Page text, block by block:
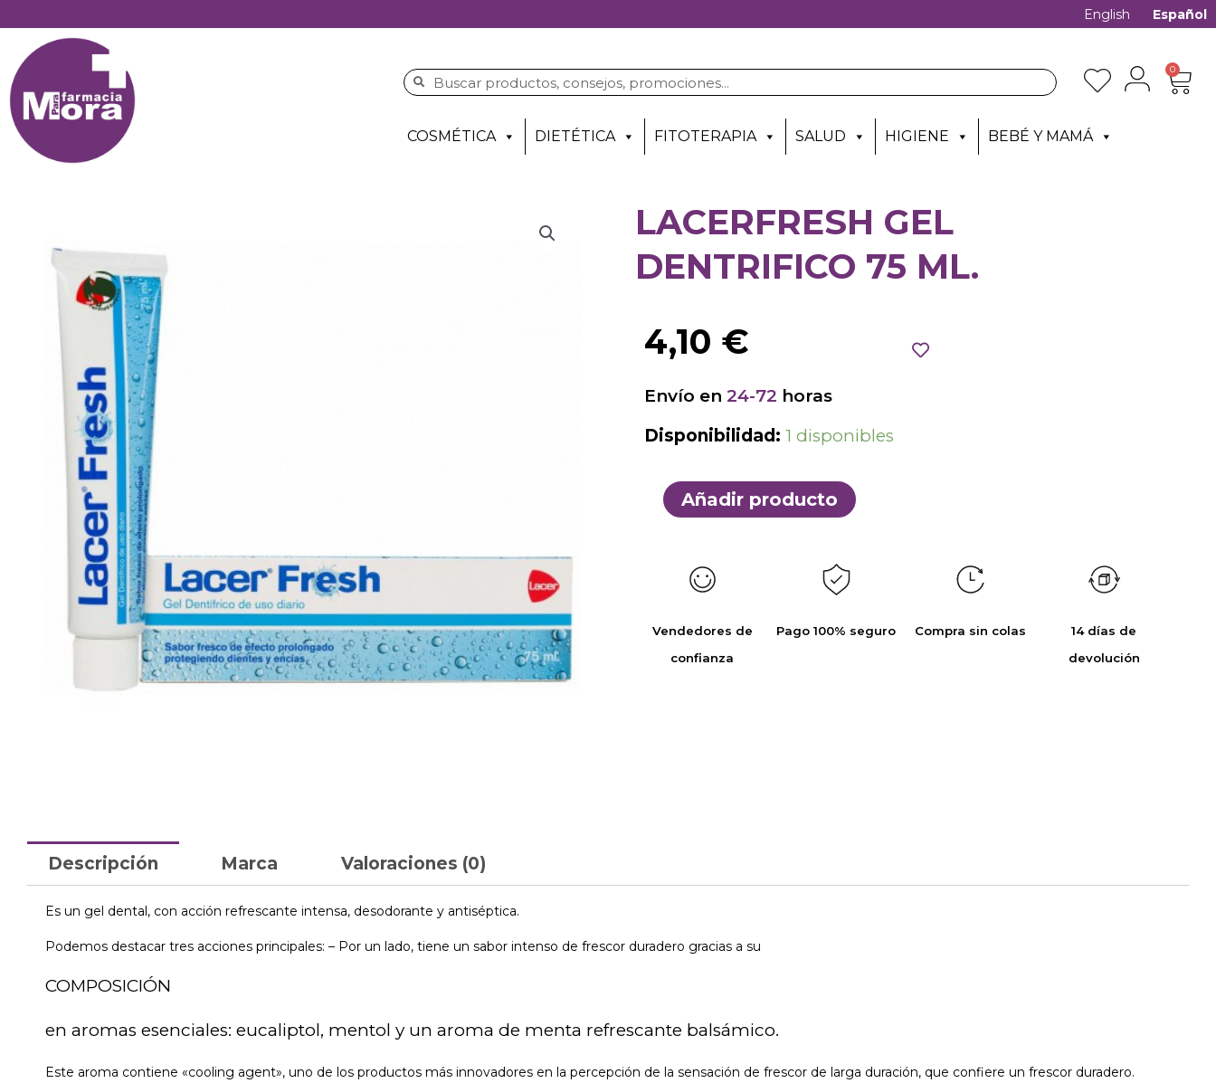
English Español
0
COSMÉTICA DIETÉTICA FITOTERAPIA SALUD HIGIENE BEBÉ Y MAMÁ
LACERFRESH GEL
DENTRIFICO 75 ML.
4,10 €
Envío en 24-72 horas
Disponibilidad: 1 disponibles
Añadir producto
Vendedores de
confianza
Pago 100% seguro Compra sin colas
14 días de
devolución
Descripción Marca Valoraciones (0)
Es un gel dental, con acción refrescante intensa, desodorante y antiséptica.
Podemos destacar tres acciones principales: – Por un lado, tiene un sabor intenso de frescor duradero gracias a su
COMPOSICIÓN
en aromas esenciales: eucaliptol, mentol y un aroma de menta refrescante balsámico.
Este aroma contiene «cooling agent», uno de los productos más innovadores en la percepción de la sensación de frescor de larga duración, que confiere un frescor duradero.